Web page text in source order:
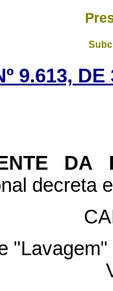
9.613,
DA
decreta